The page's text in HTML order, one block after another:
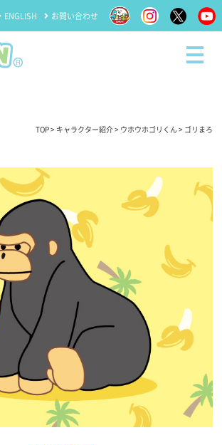
ENGLISH お問い合わせ
TOP> キャラクター紹介> ウホウホゴリくん> ゴリまろ